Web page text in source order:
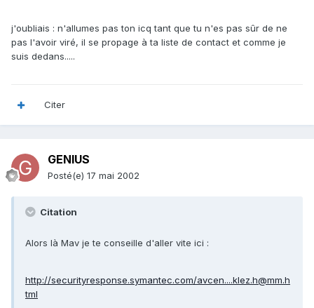
j'oubliais : n'allumes pas ton icq tant que tu n'es pas sûr de ne
pas l'avoir viré, il se propage à ta liste de contact et comme je
suis dedans.....
Citer
GENIUS
Posté(e) 17 mai 2002
Citation
Alors là Mav je te conseille d'aller vite ici :
http://securityresponse.symantec.com/avcen....klez.h@mm.h
tml